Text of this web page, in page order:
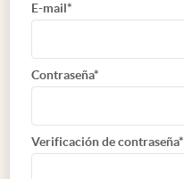
E-mail*
Contraseña*
Verificación de contraseña*